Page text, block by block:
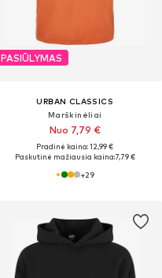
PASIŪLYMAS
URBAN CLASSICS
Marškinėliai
Nuo 7,79 €
Pradinė kaina: 12,99 €
Paskutinė mažiausia kaina:7,79 €
+29